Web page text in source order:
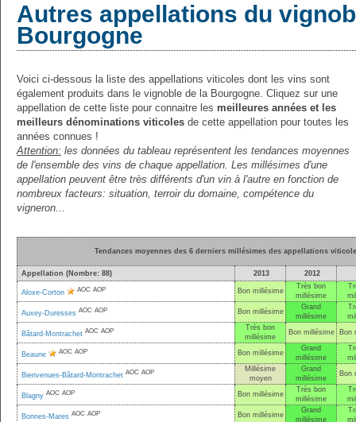
Autres appellations du
Bourgogne
Voici ci-dessous la liste des appellations viticoles dont les vins sont
également produits dans le vignoble de la Bourgogne. Cliquez sur une
appellation de cette liste pour connaitre les meilleures années et les
meilleurs dénominations viticoles de cette appellation pour toutes les
années connues !
Attention: les données du tableau représentent les tendances moyennes
de l'ensemble des vins de chaque appellation. Les millésimes d'une
appellation peuvent être très différents d'un vin à l'autre en fonction de
nombreux facteurs: situation, terroir du domaine, compétence du
vigneron...
Tendances moyennes des 6 derniers millésimes des appellations
Appellation (Nombre: 88) 2013 2012
Aloxe-Corton AOC AOP Bon millésime
Très bon
millésime
Auxey-Duresses AOC AOP Bon millésime
Grand
millésime
Bâtard-Montrachet AOC AOP
Très bon
millésime
Bon millésime Bon
Beaune AOC AOP Bon millésime
Grand
millésime
Bienvenues-Bâtard-Montrachet AOC AOP
Millésime
moyen
Grand
millésime
Bon
Blagny AOC AOP Bon millésime
Très bon
millésime
Bonnes-Mares AOC AOP Bon millésime
Grand
millésime